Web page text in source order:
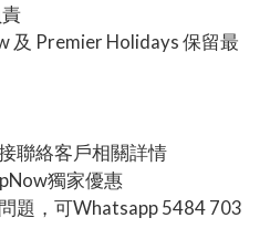
及 Premier Holidays 保留最
聯絡客戶相關詳情
獨家優惠
題，可Whatsapp 5484 703